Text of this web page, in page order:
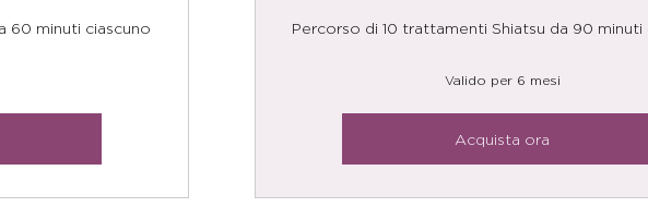
60 minuti ciascuno Percorso di 10 trattamenti Shiatsu da 90 minuti
Valido per 6 mesi
Acquista ora